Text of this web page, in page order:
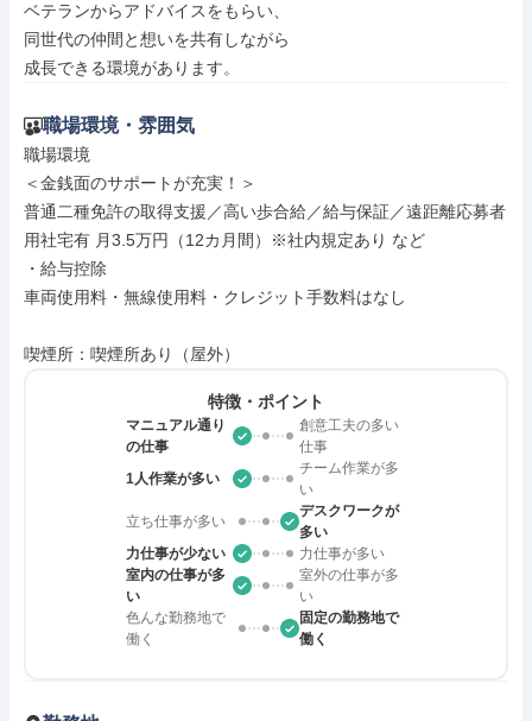
ベテランからアドバイスをもらい、
同世代の仲間と想いを共有しながら
成長できる環境があります。
職場環境・雰囲気
職場環境
＜金銭面のサポートが充実！＞
普通二種免許の取得支援／高い歩合給／給与保証／遠距離応募者
用社宅有 月3.5万円（12カ月間）※社内規定あり など
・給与控除
車両使用料・無線使用料・クレジット手数料はなし
喫煙所：喫煙所あり（屋外）
特徴・ポイント
マニュアル通り
の仕事
創意工夫の多い
仕事
1人作業が多い
チーム作業が多
い
立ち仕事が多い
デスクワークが
多い
力仕事が少ない
力仕事が多い
室内の仕事が多
い
室外の仕事が多
い
色んな勤務地で
働く
固定の勤務地で
働く